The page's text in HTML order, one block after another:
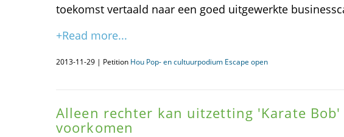
toekomst vertaald naar een goed uitgewerkte
+Read more...
2013-11-29 | Petition Hou Pop- en cultuurpodium Escape open
Alleen rechter kan uitzetting 'Karate Bob'
voorkomen